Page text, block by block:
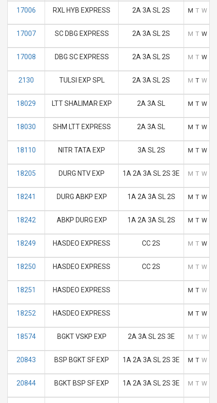
17006 RXL HYB EXPRESS 2A 3A SL 2S M T W
17007 SC DBG EXPRESS 2A 3A SL 2S M T W
17008 DBG SC EXPRESS 2A 3A SL 2S M T W
2130 TULSI EXP SPL 2A 3A SL 2S M T W
18029 LTT SHALIMAR EXP 2A 3A SL M T W
18030 SHM LTT EXPRESS 2A 3A SL M T W
18110 NITR TATA EXP 3A SL 2S M T W
18205 DURG NTV EXP 1A 2A 3A SL 2S 3E M T W
18241 DURG ABKP EXP 1A 2A 3A SL 2S M T W
18242 ABKP DURG EXP 1A 2A 3A SL 2S M T W
18249 HASDEO EXPRESS CC 2S M T W
18250 HASDEO EXPRESS CC 2S M T W
18251 HASDEO EXPRESS M T W
18252 HASDEO EXPRESS M T W
18574 BGKT VSKP EXP 2A 3A SL 2S 3E M T W
20843 BSP BGKT SF EXP 1A 2A 3A SL 2S 3E M T W
20844 BGKT BSP SF EXP 1A 2A 3A SL 2S 3E M T W